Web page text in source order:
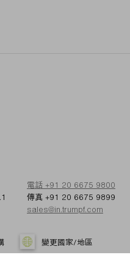
電話 +91 20 6675 9800
傳真 +91 20 6675 9899
sales@in.trumpf.com
變更國家/地區